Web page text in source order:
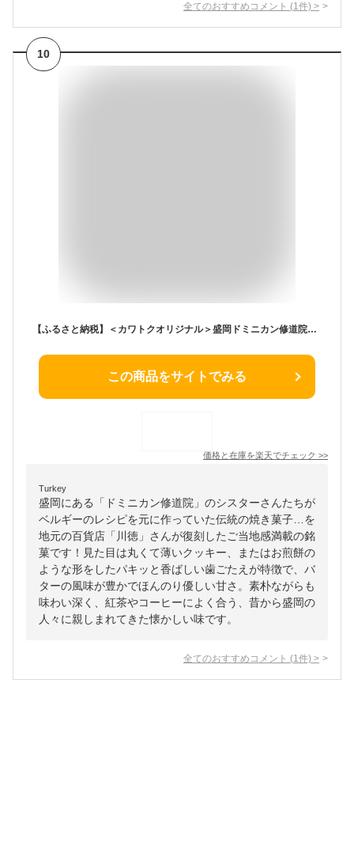
全てのおすすめコメント (1 件) >
10
【ふるさと納税】＜カワトクオリジナル＞盛岡ドミニカン修道院 ガレット(72枚)【1413308】
この商品をサイトでみる
価格と在庫を楽天でチェック >>
Turkey
盛岡にある「ドミニカン修道院」のシスターさんたちが
ベルギーのレシピを元に作っていた伝統の焼き菓子…を
地元の百貨店「川徳」さんが復刻したご当地感満載の銘
菓です！見た目は丸くて薄いクッキー、またはお煎餅の
ような形をしたパキッと香ばしい歯ごたえが特徴で、バ
ターの風味が豊かでほんのり優しい甘さ。素朴ながらも
味わい深く、紅茶やコーヒーによく合う、昔から盛岡の
人々に親しまれてきた懐かしい味です。
全てのおすすめコメント (1 件) >